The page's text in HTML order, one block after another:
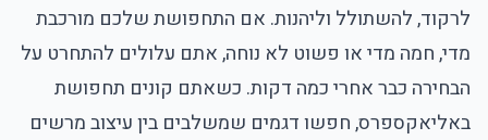
לרקוד, להשתולל וליהנות. אם התחפושת שלכם מורכבת
מדי, חמה מדי או פשוט לא נוחה, אתם עלולים להתחרט על
הבחירה כבר אחרי כמה דקות. כשאתם קונים תחפושת
באליאקספרס, חפשו דגמים שמשלבים בין עיצוב מרשים